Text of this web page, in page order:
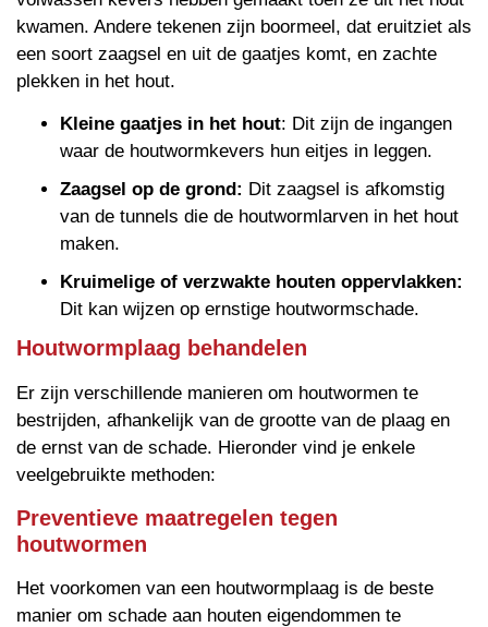
kwamen. Andere tekenen zijn boormeel, dat eruitziet als
een soort zaagsel en uit de gaatjes komt, en zachte
plekken in het hout.
Kleine gaatjes in het hout: Dit zijn de ingangen
waar de houtwormkevers hun eitjes in leggen.
Zaagsel op de grond: Dit zaagsel is afkomstig
van de tunnels die de houtwormlarven in het hout
maken.
Kruimelige of verzwakte houten oppervlakken:
Dit kan wijzen op ernstige houtwormschade.
Houtwormplaag behandelen
Er zijn verschillende manieren om houtwormen te
bestrijden, afhankelijk van de grootte van de plaag en
de ernst van de schade. Hieronder vind je enkele
veelgebruikte methoden:
Preventieve maatregelen tegen
houtwormen
Het voorkomen van een houtwormplaag is de beste
manier om schade aan houten eigendommen te